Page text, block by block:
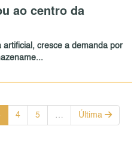
ao centro da
cresce a demanda por
4 5 … Última